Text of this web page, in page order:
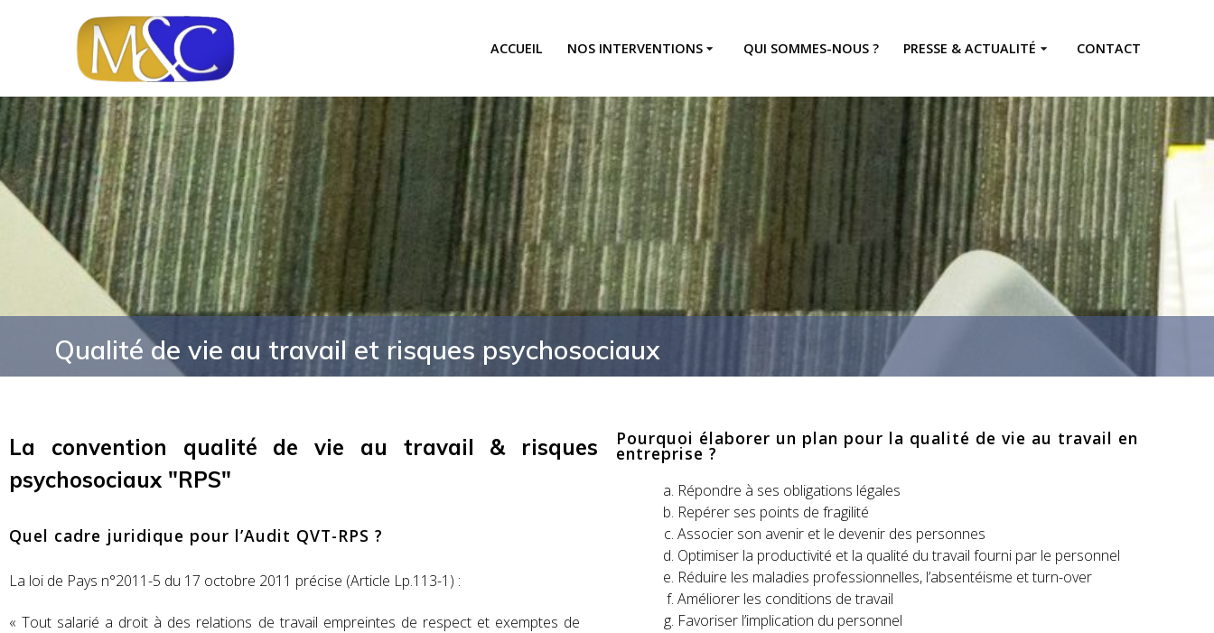
ACCUEIL NOS INTERVENTIONS QUI SOMMES-NOUS ? PRESSE & ACTUALITÉ CONTACT
Qualité de vie au travail et risques psychosociaux
La convention qualité de vie au travail & risques
psychosociaux "RPS"
Quel cadre juridique pour l’Audit QVT-RPS ?
La loi de Pays n°2011-5 du 17 octobre 2011 précise (Article Lp.113-1) :
« Tout salarié a droit à des relations de travail empreintes de respect et exemptes de
Pourquoi élaborer un plan pour la qualité de vie au travail en
entreprise ?
Répondre à ses obligations légales
Repérer ses points de fragilité
Associer son avenir et le devenir des personnes
Optimiser la productivité et la qualité du travail fourni par le personnel
Réduire les maladies professionnelles, l’absentéisme et turn-over
Améliorer les conditions de travail
Favoriser l’implication du personnel